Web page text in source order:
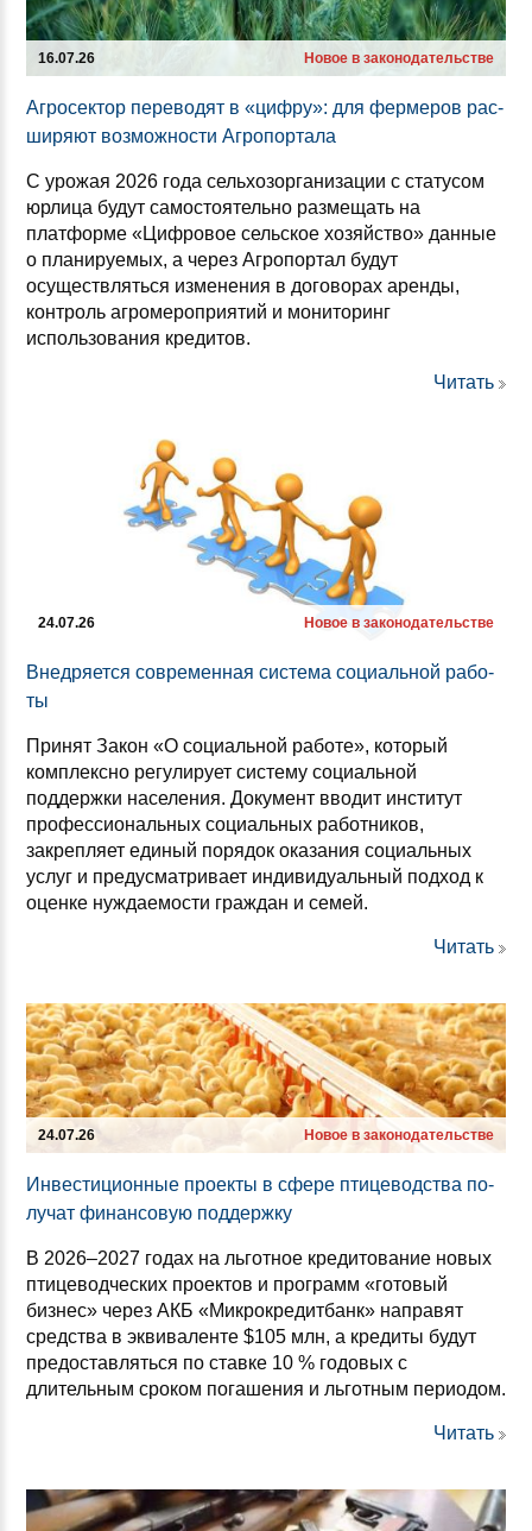
16.07.26 Новое в законодательстве
Аг­ро­сек­тор пе­ре­во­дят в «циф­ру»: для фер­ме­ров рас­
ши­ря­ют воз­мож­нос­ти Аг­ро­пор­та­ла
С урожая 2026 года сельхозорганизации с статусом
юрлица будут самостоятельно размещать на
платформе «Цифровое сельское хозяйство» данные
о планируемых, а через Агропортал будут
осуществляться изменения в договорах аренды,
контроль агромероприятий и мониторинг
использования кредитов.
Читать
24.07.26 Новое в законодательстве
Внед­ря­ет­ся сов­ре­мен­ная сис­те­ма со­ци­аль­ной ра­бо­
ты
Принят Закон «О социальной работе», который
комплексно регулирует систему социальной
поддержки населения. Документ вводит институт
профессиональных социальных работников,
закрепляет единый порядок оказания социальных
услуг и предусматривает индивидуальный подход к
оценке нуждаемости граждан и семей.
Читать
24.07.26 Новое в законодательстве
Ин­вес­ти­ци­он­ные про­ек­ты в сфе­ре пти­це­водс­тва по­
лу­чат фи­нан­со­вую под­дер­жку
В 2026–2027 годах на льготное кредитование новых
птицеводческих проектов и программ «готовый
бизнес» через АКБ «Микрокредитбанк» направят
средства в эквиваленте $105 млн, а кредиты будут
предоставляться по ставке 10 % годовых с
длительным сроком погашения и льготным периодом.
Читать